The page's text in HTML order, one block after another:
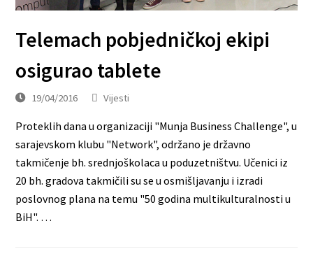
Telemach pobjedničkoj ekipi
osigurao tablete
19/04/2016 Vijesti
Proteklih dana u organizaciji "Munja Business Challenge", u
sarajevskom klubu "Network", održano je državno
takmičenje bh. srednjoškolaca u poduzetništvu. Učenici iz
20 bh. gradova takmičili su se u osmišljavanju i izradi
poslovnog plana na temu "50 godina multikulturalnosti u
BiH". …